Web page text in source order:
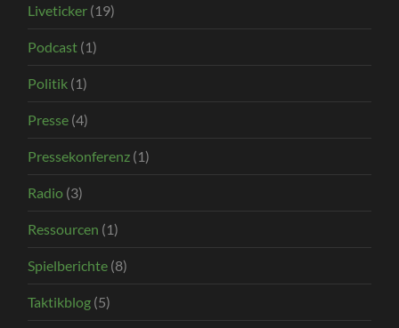
Liveticker (19)
Podcast (1)
Politik (1)
Presse (4)
Pressekonferenz (1)
Radio (3)
Ressourcen (1)
Spielberichte (8)
Taktikblog (5)